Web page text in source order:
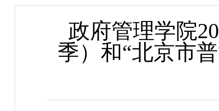
政府管理学院
季）和“北京市